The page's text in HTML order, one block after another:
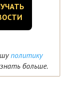
политику
больше.